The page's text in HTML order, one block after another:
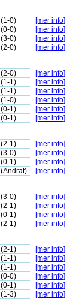
(1-0)
[mer info]
(0-0)
[mer info]
(3-0)
[mer info]
(2-0) [mer info]
(2-0)
[mer info]
(1-1)
[mer info]
(1-1)
[mer info]
(1-0)
[mer info]
(0-1)
[mer info]
(0-1) [mer info]
(2-1)
[mer info]
(3-0)
[mer info]
(0-1)
[mer info]
(Ändrat) [mer info]
(3-0)
[mer info]
(2-1)
[mer info]
(0-1)
[mer info]
(2-1) [mer info]
(2-1)
[mer info]
(1-1)
[mer info]
(1-1)
[mer info]
(0-0)
[mer info]
(0-1)
[mer info]
(1-3) [mer info]